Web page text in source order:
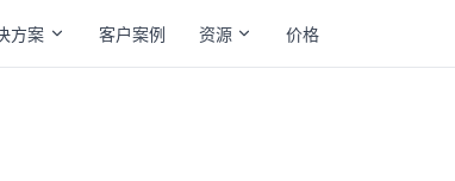
方案 客户案例 资源 价格